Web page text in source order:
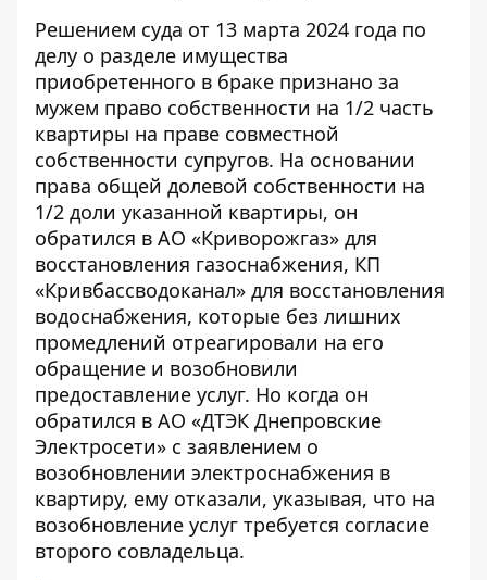
Решением суда от 13 марта 2024 года по
делу о разделе имущества
приобретенного в браке признано за
мужем право собственности на 1/2 часть
квартиры на праве совместной
собственности супругов. На основании
права общей долевой собственности на
1/2 доли указанной квартиры, он
обратился в АО «Криворожгаз» для
восстановления газоснабжения, КП
«Кривбассводоканал» для восстановления
водоснабжения, которые без лишних
промедлений отреагировали на его
обращение и возобновили
предоставление услуг. Но когда он
обратился в АО «ДТЭК Днепровские
Электросети» с заявлением о
возобновлении электроснабжения в
квартиру, ему отказали, указывая, что на
возобновление услуг требуется согласие
второго совладельца.